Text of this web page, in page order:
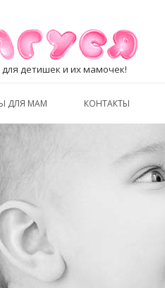
для детишек и их мамочек!
ДЛЯ МАМ КОНТАКТЫ